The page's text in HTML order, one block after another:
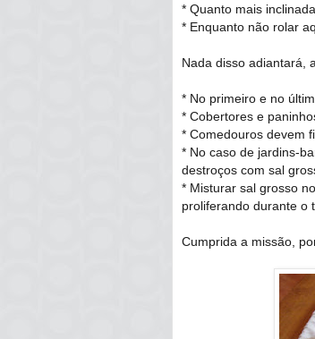
* Quanto mais
* Enquanto não rolar
Nada disso adiantará,
* No primeiro e no
* Cobertores e
* Comedouros devem
* No caso de jardins-
destroços com sal
* Misturar sal grosso
proliferando durante o
Cumprida a missão,